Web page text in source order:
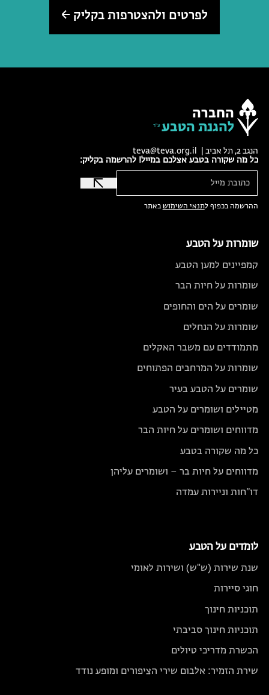
לפרטים ולהצטרפות בקליק
החברה
להגנת הטבע
הנגב 2, תל אביב |
teva@teva.org.il
כל מה שקורה בטבע אצלכם במייל! להרשמה בקליק:
ההרשמה בכפוף לתנאי השימושבאתר
שומרות על הטבע
קמפיינים למען הטבע
שומרות על חיות הבר
שומרים על הים והחופים
שומרות על הנחלים
מתמודדים עם משבר האקלים
שומרות על המרחבים הפתוחים
שומרים על הטבע בעיר
מטיילים ושומרים על הטבע
מדווחים ושומרים על חיות הבר
כל מה שקורה בטבע
מדווחים על חיות בר – ושומרים עליהן
דו״חות וניירות עמדה
לומדים על הטבע
שנת שירות (ש"ש) ושירות לאומי
חוגי סיירות
תוכניות חינוך
תוכניות חינוך סביבתי
הכשרת מדריכי טיולים
שירת הזמיר: אלבום שירי הציפורים ומופע נודד